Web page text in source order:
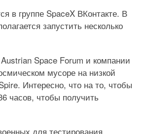
в группе SpaceX ВКонтакте. В
запустить несколько
Space Forum и компании
мусоре на низкой
Интересно, что на то, чтобы
часов, чтобы получить
для тестирования